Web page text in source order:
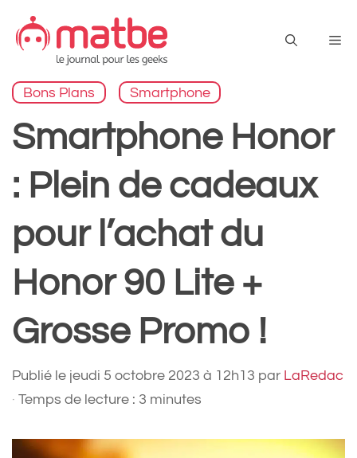
contenu
Bons Plans Smartphone
Smartphone Honor
: Plein de cadeaux
pour l’achat du
Honor 90 Lite +
Grosse Promo !
Publié le jeudi 5 octobre 2023 à 12h13 par LaRedac
· Temps de lecture : 3 minutes